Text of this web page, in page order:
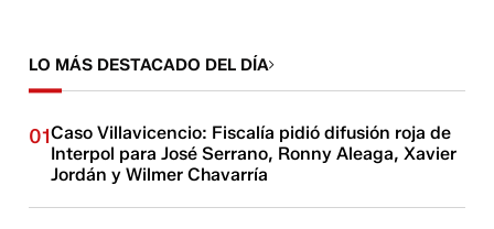
LO MÁS DESTACADO DEL DÍA
01Caso Villavicencio: Fiscalía pidió difusión roja de
Interpol para José Serrano, Ronny Aleaga, Xavier
Jordán y Wilmer Chavarría